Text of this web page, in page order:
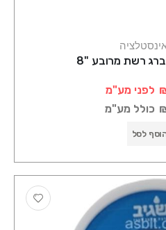
רשת מרובע "8
לפני מע"מ
כולל מע"מ
לסל